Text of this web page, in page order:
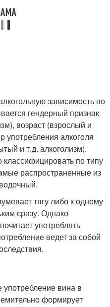
зависимость по
гендерный признак
возраст (взрослый и
употребления алкоголя
и т.д. алкоголизм).
по типу
распространенные из
тягу либо к одному
сразу. Однако
употреблять
ведет за собой
употребление вина в
формирует